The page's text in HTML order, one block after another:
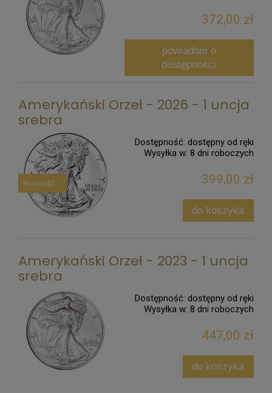
372,00 zł
powiadom o
dostępności
Amerykański Orzeł - 2026 - 1 uncja
srebra
Dostępność: dostępny od ręki
Wysyłka w: 8 dni roboczych
399,00 zł
do koszyka
Nowość
Amerykański Orzeł - 2023 - 1 uncja
srebra
Dostępność: dostępny od ręki
Wysyłka w: 8 dni roboczych
447,00 zł
do koszyka